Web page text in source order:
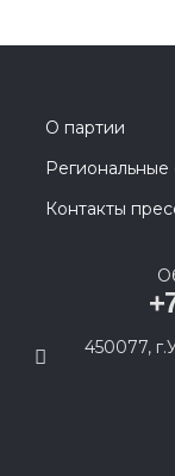
О партии
Региональные
Контакты
450077,